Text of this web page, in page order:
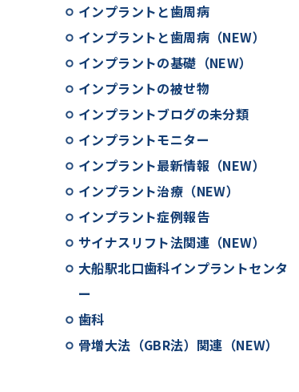
インプラントと歯周病
インプラントと歯周病（NEW）
インプラントの基礎（NEW）
インプラントの被せ物
インプラントブログの未分類
インプラントモニター
インプラント最新情報（NEW）
インプラント治療（NEW）
インプラント症例報告
サイナスリフト法関連（NEW）
大船駅北口歯科インプラントセンタ
ー
歯科
骨増大法（GBR法）関連（NEW）